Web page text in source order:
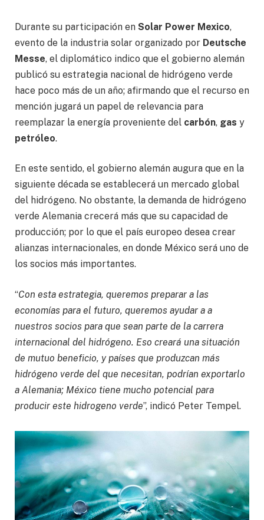
Durante su participación en Solar Power Mexico,
evento de la industria solar organizado por Deutsche
Messe, el diplomático indico que el gobierno alemán
publicó su estrategia nacional de hidrógeno verde
hace poco más de un año; afirmando que el recurso en
mención jugará un papel de relevancia para
reemplazar la energía proveniente del carbón, gas y
petróleo.
En este sentido, el gobierno alemán augura que en la
siguiente década se establecerá un mercado global
del hidrógeno. No obstante, la demanda de hidrógeno
verde Alemania crecerá más que su capacidad de
producción; por lo que el país europeo desea crear
alianzas internacionales, en donde México será uno de
los socios más importantes.
“Con esta estrategia, queremos preparar a las
economías para el futuro, queremos ayudar a a
nuestros socios para que sean parte de la carrera
internacional del hidrógeno. Eso creará una situación
de mutuo beneficio, y países que produzcan más
hidrógeno verde del que necesitan, podrían exportarlo
a Alemania; México tiene mucho potencial para
producir este hidrogeno verde”, indicó Peter Tempel.